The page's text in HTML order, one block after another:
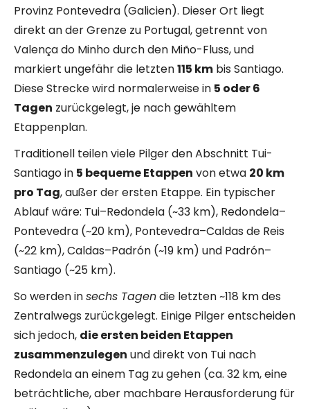
Provinz Pontevedra (Galicien). Dieser Ort liegt
direkt an der Grenze zu Portugal, getrennt von
Valença do Minho durch den Miño-Fluss, und
markiert ungefähr die letzten115 km bis Santiago.
Diese Strecke wird normalerweise in 5 oder 6
Tagen zurückgelegt, je nach gewähltem
Etappenplan.
Traditionell teilen viele Pilger den Abschnitt Tui-
Santiago in 5 bequeme Etappen von etwa 20 km
pro Tag, außer der ersten Etappe. Ein typischer
Ablauf wäre: Tui–Redondela (~33 km), Redondela–
Pontevedra (~20 km), Pontevedra–Caldas de Reis
(~22 km), Caldas–Padrón (~19 km) und Padrón–
Santiago (~25 km).
So werden insechs Tagendie letzten ~118 km des
Zentralwegs zurückgelegt. Einige Pilger entscheiden
sich jedoch, die ersten beiden Etappen
zusammenzulegen und direkt von Tui nach
Redondela an einem Tag zu gehen (ca. 32 km, eine
beträchtliche, aber machbare Herausforderung für